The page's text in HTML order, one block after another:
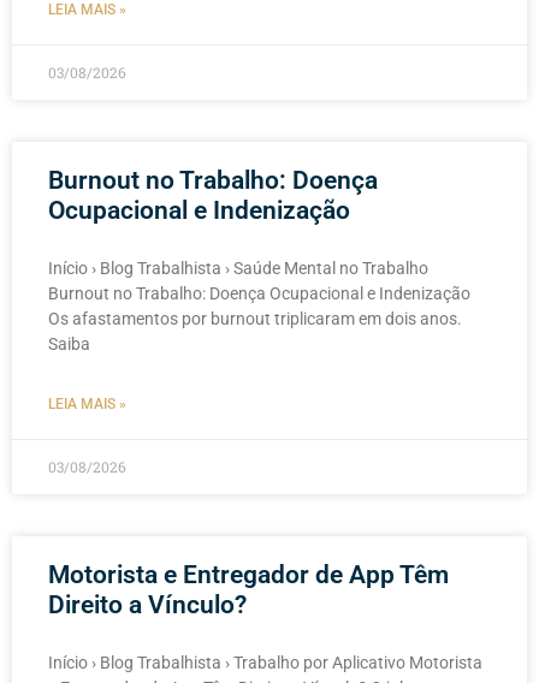
LEIA MAIS »
03/08/2026
Burnout no Trabalho: Doença
Ocupacional e Indenização
Início › Blog Trabalhista › Saúde Mental no Trabalho
Burnout no Trabalho: Doença Ocupacional e Indenização
Os afastamentos por burnout triplicaram em dois anos.
Saiba
LEIA MAIS »
03/08/2026
Motorista e Entregador de App Têm
Direito a Vínculo?
Início › Blog Trabalhista › Trabalho por Aplicativo Motorista